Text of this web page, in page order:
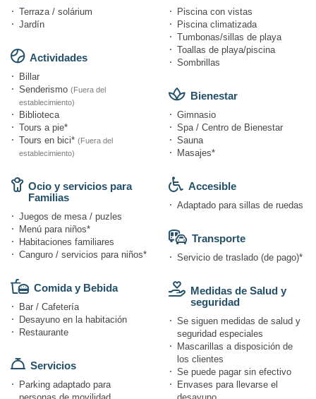
Terraza / solárium
Jardín
Actividades
Billar
Senderismo (Fuera del
establecimiento)
Biblioteca
Tours a pie*
Tours en bici* (Fuera del
establecimiento)
Ocio y servicios para
Familias
Juegos de mesa / puzles
Menú para niños*
Habitaciones familiares
Canguro / servicios para niños*
Comida y Bebida
Bar / Cafetería
Desayuno en la habitación
Restaurante
Servicios
Parking adaptado para
Piscina con vistas
Piscina climatizada
Tumbonas/sillas de playa
Toallas de playa/piscina
Sombrillas
Bienestar
Gimnasio
Spa / Centro de Bienestar
Sauna
Masajes*
Accesible
Adaptado para sillas de ruedas
Transporte
Servicio de traslado (de pago)*
Medidas de Salud y
seguridad
Se siguen medidas de salud y
seguridad especiales
Mascarillas a disposición de
los clientes
Se puede pagar sin efectivo
Envases para llevarse el